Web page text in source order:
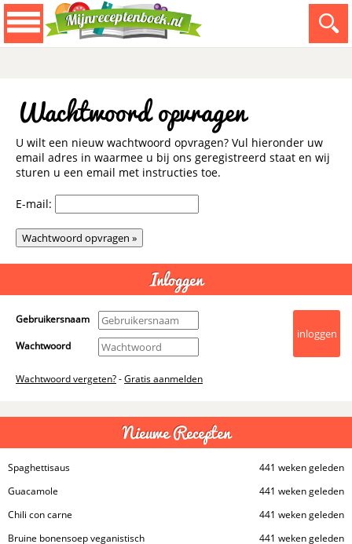
Wachtwoord opvragen
U wilt een nieuw wachtwoord opvragen? Vul hieronder uw
email adres in waarmee u bij ons geregistreerd staat en wij
sturen u een email met instructies toe.
E-mail:
Inloggen
Gebruikersnaam
Wachtwoord
Wachtwoord vergeten?-Gratis aanmelden
Nieuwe Recepten
441 weken geleden
Spaghettisaus
441 weken geleden
Guacamole
441 weken geleden
Chili con carne
441 weken geleden
Bruine bonensoep veganistisch